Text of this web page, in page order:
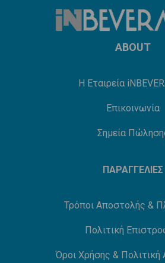
ABOUT
Η Εταιρεία
Επικοινωνία
Σημεία
ΠΑΡΑΓΓΕΛΙΕΣ
Τρόποι Αποστολής &
Πολιτική
Όροι Χρήσης & Πολιτική